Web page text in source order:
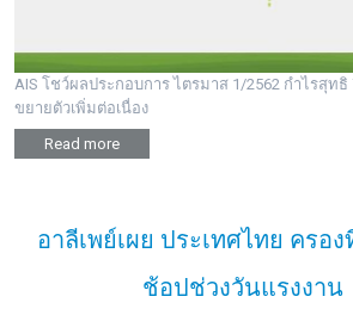
AIS โชว์ผลประกอบการ ไตรมาส 1/2562 กำไรสุทธิ
ขยายตัวเพิ่มต่อเนื่อง
Read more
อาลีเพย์เผย ประเทศไทย ครอ
ช้อปช่วงวันแรงงาน